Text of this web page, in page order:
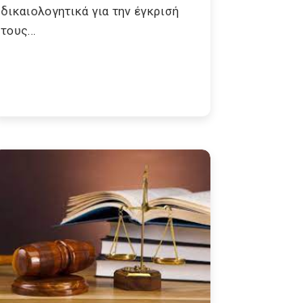
δικαιολογητικά για την έγκρισή
τους...